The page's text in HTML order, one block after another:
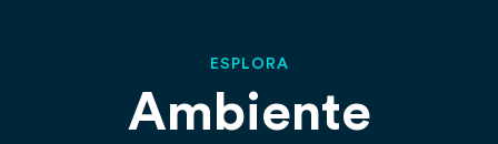
ESPLORA
Ambiente